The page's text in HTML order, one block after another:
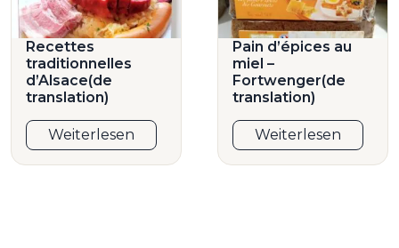
Recettes
traditionnelles
d’Alsace(de
translation)
Weiterlesen
Pain d’épices au
miel –
Fortwenger(de
translation)
Weiterlesen